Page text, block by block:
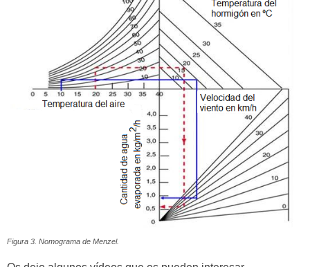
Figura 3. Nomograma de Menzel.